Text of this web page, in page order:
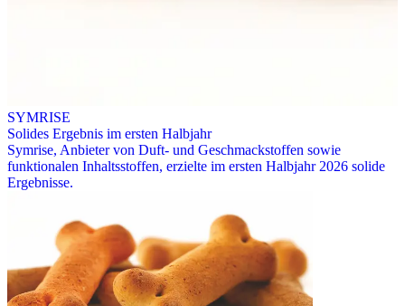
SYMRISE
Solides Ergebnis im ersten Halbjahr
Symrise, Anbieter von Duft- und Geschmackstoffen sowie
funktionalen Inhaltsstoffen, erzielte im ersten Halbjahr 2026 solide
Ergebnisse.